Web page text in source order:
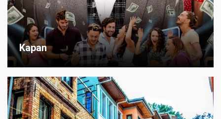
Kapan